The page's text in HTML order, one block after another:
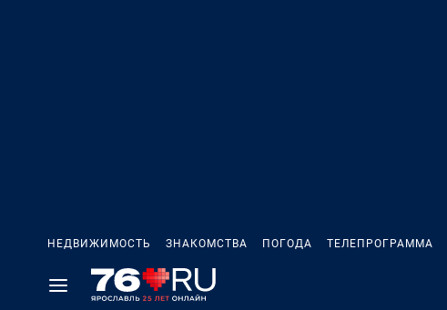
НЕДВИЖИМОСТЬ ЗНАКОМСТВА ПОГОДА ТЕЛЕПРОГРАММА